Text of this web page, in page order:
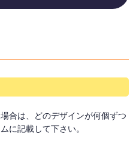
合は、どのデザインが何個ずつ
に記載して下さい。